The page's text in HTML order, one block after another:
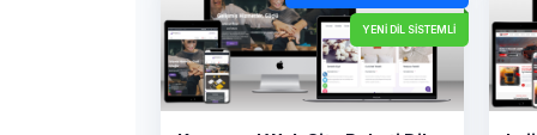
YENI DIL SISTEMLI